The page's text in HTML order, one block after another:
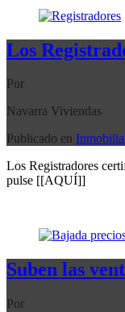
Los
Por
Navarra Viviendas
Publicado en
Los Registradores
pulse [[AQUÍ]]
Suben las
Por